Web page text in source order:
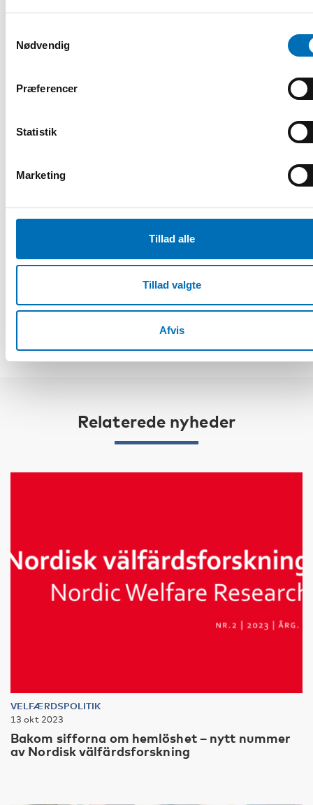
Nødvendig
Præferencer
Statistik
Marketing
Tillad alle
Tillad valgte
Afvis
annat de som kan få
Katja Haarslev Johannessen
menar att det generellt är de utrikesfödda familjerna som
eller så tränger man ihop sig hos någon som har bostad.
statistiken. En familj kan stå på bostadskontraktet, medan
två familjer bor där.
De förbättrar sin ekonomiska situation, säger Anders Bohlin
Oslos socialtjänst.
Relaterede nyheder
VELFÆRDSPOLITIK
13 okt 2023
Bakom sifforna om hemlöshet – nytt nummer
av Nordisk välfärdsforskning